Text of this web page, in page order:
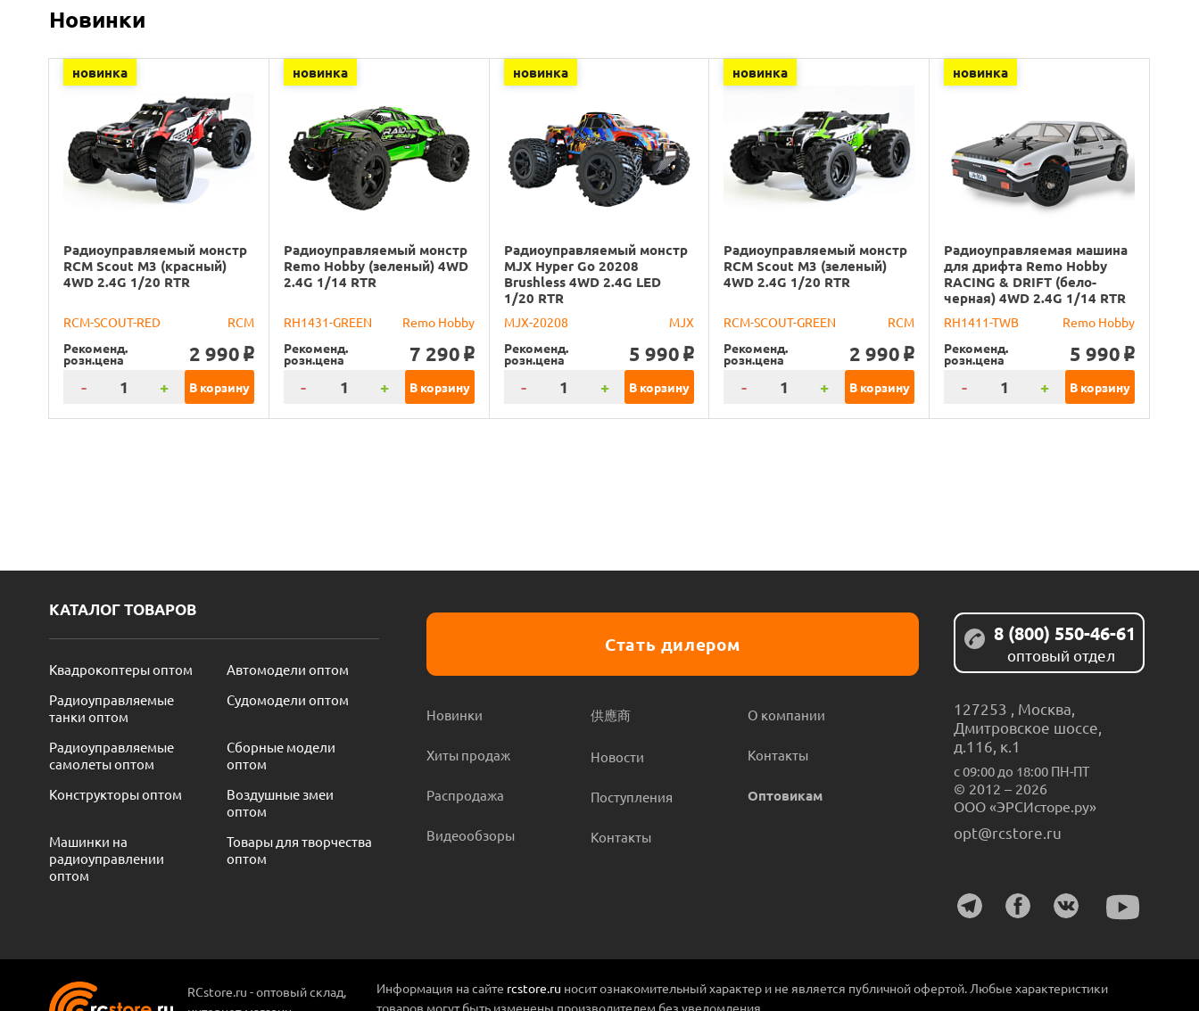
Новинки
новинка
Радиоуправляемый монстр
RCM Scout M3 (красный)
4WD 2.4G 1/20 RTR
RCM-SCOUT-RED
RCM
Рекоменд.
розн.цена 2 990 o
- + В корзину
новинка
Радиоуправляемый монстр
Remo Hobby (зеленый) 4WD
2.4G 1/14 RTR
RH1431-GREEN
Remo Hobby
Рекоменд.
розн.цена 7 290 o
- + В корзину
новинка
Радиоуправляемый монстр
MJX Hyper Go 20208
Brushless 4WD 2.4G LED
1/20 RTR
MJX-20208
MJX
Рекоменд.
розн.цена 5 990 o
- + В корзину
новинка
Радиоуправляемый монстр
RCM Scout M3 (зеленый)
4WD 2.4G 1/20 RTR
RCM-SCOUT-GREEN
RCM
Рекоменд.
розн.цена 2 990 o
- + В корзину
новинка
Радиоуправляемая машина
для дрифта Remo Hobby
RACING & DRIFT (бело-
черная) 4WD 2.4G 1/14 RTR
RH1411-TWB
Remo Hobby
Рекоменд.
розн.цена 5 990 o
- + В корзину
КАТАЛОГ ТОВАРОВ
Квадрокоптеры оптом
Автомодели оптом
Радиоуправляемые
танки оптом
Судомодели оптом
Радиоуправляемые
самолеты оптом
Сборные модели
оптом
Конструкторы оптом
Воздушные змеи
оптом
Машинки на
радиоуправлении
оптом
Товары для творчества
оптом
Стать дилером
Новинки
Хиты продаж
Распродажа
Видеообзоры
供應商
Новости
Поступления
Контакты
О компании
Контакты
Оптовикам
8 (800) 550-46-61
оптовый отдел
127253 Москва
Дмитровское шоссе,
д.116, к.1
с 09:00 до 18:00 ПН-ПТ
© 2012 – 2026
ООО «ЭРСИсторе.ру»
opt@rcstore.ru
RCstore.ru - оптовый склад,
Информация на сайте rcstore.ru носит ознакомительный характер и не является публичной офертой. Любые характеристики
товаров могут быть изменены производителем без уведомления.